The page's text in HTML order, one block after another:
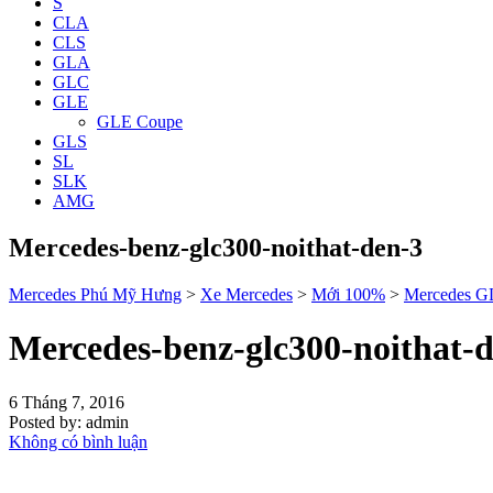
CLA
CLS
GLA
GLC
GLE
GLE Coupe
GLS
SL
SLK
AMG
Mercedes-benz-glc300-noithat-den-3
Mercedes Phú Mỹ Hưng > Xe Mercedes > Mới 100% > Mercedes
Mercedes-benz-glc300-noithat-
6 Tháng 7, 2016
Posted by: admin
Không có bình luận